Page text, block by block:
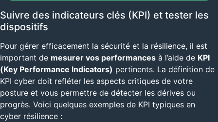
Suivre des indicateurs clés (KPI) et tester les
dispositifs
Pour gérer efficacement la sécurité et la résilience, il est
important de mesurer vos performances à l’aide de KPI
(Key Performance Indicators) pertinents. La définition de
KPI cyber doit refléter les aspects critiques de votre
posture et vous permettre de détecter les dérives ou
progrès. Voici quelques exemples de KPI typiques en
cyber résilience :